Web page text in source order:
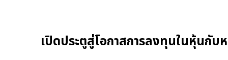
เปิดประตูสู่โอกาสการลงทุนในหุ้นกับ